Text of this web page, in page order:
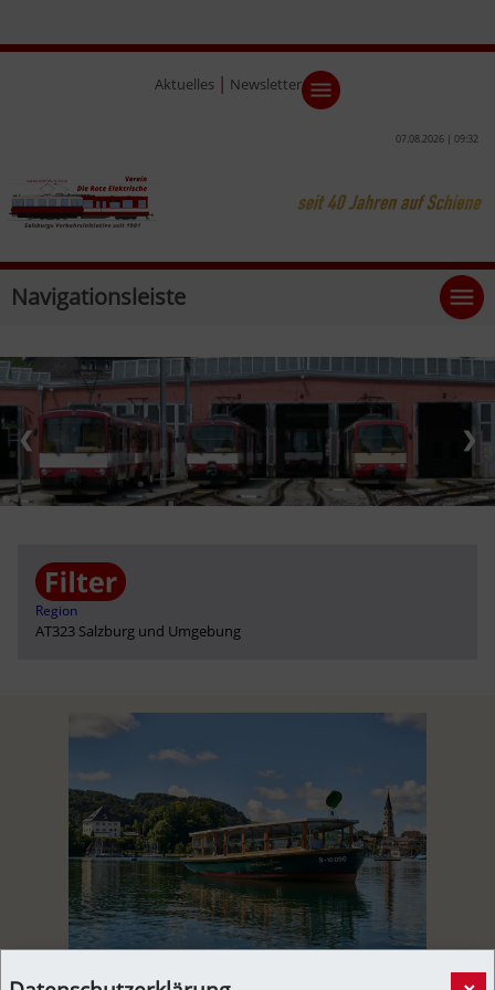
Aktuelles | Newsletter
07.08.2026 | 09:32
Navigationsleiste
❮ ❯
Region
AT323 Salzburg und Umgebung
MeinBezirk vor Ort: Mattsee: Die „Seenland“ ist